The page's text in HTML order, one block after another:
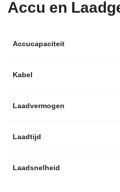
Accu en
Accucapaciteit
Kabel
Laadvermogen
Laadtijd
Laadsnelheid